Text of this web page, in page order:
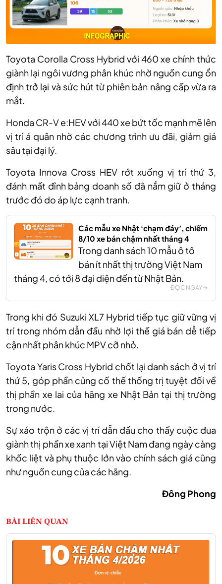
Toyota Corolla Cross Hybrid với 460 xe chính thức
giành lại ngôi vương phân khúc nhờ nguồn cung ổn
định trở lại và sức hút từ phiên bản nâng cấp vừa ra
mắt.
Honda CR-V e:HEV với 440 xe bứt tốc mạnh mẽ lên
vị trí á quân nhờ các chương trình ưu đãi, giảm giá
sâu tại đại lý.
Toyota Innova Cross HEV rớt xuống vị trí thứ 3,
đánh mất đỉnh bảng doanh số đã nắm giữ ở tháng
trước đó do áp lực cạnh tranh.
ĐỌC NGAY
Các mẫu xe Nhật ‘chạm đáy’, chiếm
8/10 xe bán chậm nhất tháng 4
Trong danh sách 10 mẫu ô tô
bán ít nhất thị trường Việt Nam
tháng 4, có tới 8 đại diện đến từ Nhật Bản.
Trong khi đó Suzuki XL7 Hybrid tiếp tục giữ vững vị
trí trong nhóm dẫn đầu nhờ lợi thế giá bán dễ tiếp
cận nhất phân khúc MPV cỡ nhỏ.
Toyota Yaris Cross Hybrid chốt lại danh sách ở vị trí
thứ 5, góp phần củng cố thế thống trị tuyệt đối về
thị phần xe lai của hãng xe Nhật Bản tại thị trường
trong nước.
Sự xáo trộn ở các vị trí dẫn đầu cho thấy cuộc đua
giành thị phần xe xanh tại Việt Nam đang ngày càng
khốc liệt và phụ thuộc lớn vào chính sách giá cũng
như nguồn cung của các hãng.
Đông Phong
BÀI LIÊN QUAN